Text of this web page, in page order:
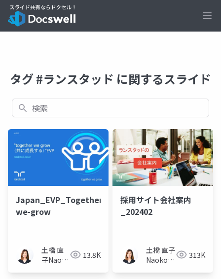
タグ #ランスタッド に関するスライド
検索
Japan_EVP_Together-
we-grow
土橋 直
子Naoko
13.8K
採用サイト会社案内
_202402
土橋 直子
Naoko
313K